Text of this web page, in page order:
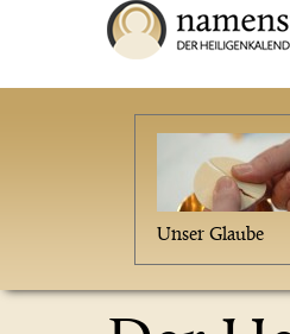
Unser Glaube